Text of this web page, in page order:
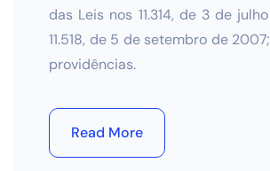
das Leis nos 11.314, de 3 de
11.518, de 5 de setembro de
providências.
Read More